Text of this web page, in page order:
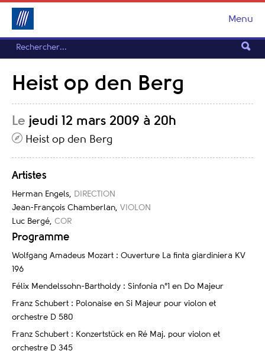
Menu
Heist op den Berg
Le jeudi 12 mars 2009 à 20h
Heist op den Berg
Artistes
Herman Engels, DIRECTION
Jean-François Chamberlan, VIOLON
Luc Bergé, COR
Programme
Wolfgang Amadeus Mozart : Ouverture La finta giardiniera KV
196
Félix Mendelssohn-Bartholdy : Sinfonia n°1 en Do Majeur
Franz Schubert : Polonaise en Si Majeur pour violon et
orchestre D 580
Franz Schubert : Konzertstück en Ré Maj. pour violon et
orchestre D 345